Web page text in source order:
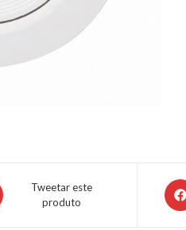
Tweetar este
produto